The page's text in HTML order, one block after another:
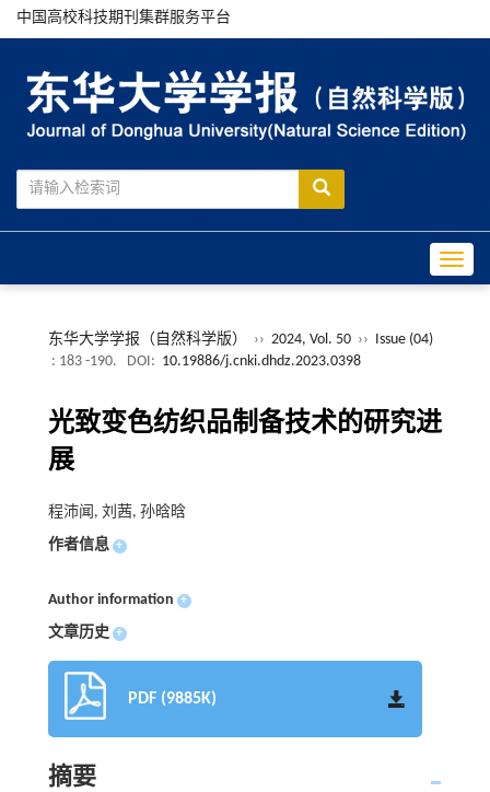
中国高校科技期刊集群服务平台
东华大学学报（自然科学版） ›› 2024, Vol. 50 ›› Issue (04)
: 183 -190.
DOI: 10.19886/j.cnki.dhdz.2023.0398
光致变色纺织品制备技术的研究进
展
程沛闻, 刘茜, 孙晗晗
作者信息 +
Author information +
文章历史 +
PDF (9885K)
摘要